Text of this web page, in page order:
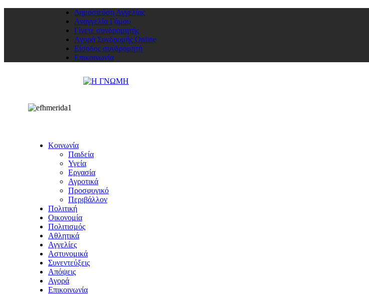
Δημοσιεύση Αγγελίας
Αναγγελία Γάμου
Γίνετε συνδρομητής
Αγορά Συνδρομής Online
Είσοδος συνδρομητή
Επικοινωνία
Κοινωνία
Παιδεία
Υγεία
Εργασία
Αγροτικά
Προσφυγικό
Περιβάλλον
Πολιτική
Οικονομία
Πολιτισμός
Αθλητικά
Αγγελίες
Αστυνομικά
Συνεντεύξεις
Απόψεις
Αγορά
Επικοινωνία